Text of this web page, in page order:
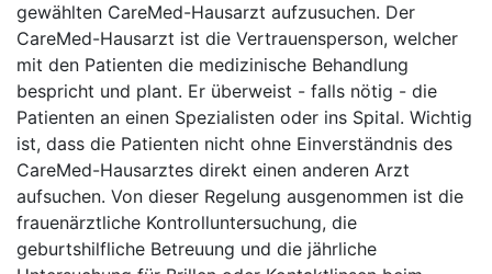
gewählten CareMed-Hausarzt aufzusuchen. Der
CareMed-Hausarzt ist die Vertrauensperson, welcher
mit den Patienten die medizinische Behandlung
bespricht und plant. Er überweist - falls nötig - die
Patienten an einen Spezialisten oder ins Spital. Wichtig
ist, dass die Patienten nicht ohne Einverständnis des
CareMed-Hausarztes direkt einen anderen Arzt
aufsuchen. Von dieser Regelung ausgenommen ist die
frauenärztliche Kontrolluntersuchung, die
geburtshilfliche Betreuung und die jährliche